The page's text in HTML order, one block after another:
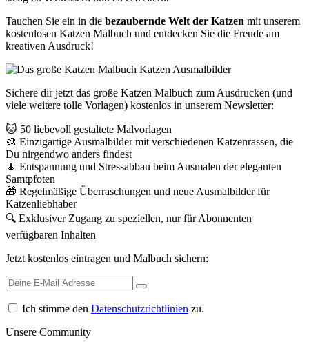
Tauchen Sie ein in die bezaubernde Welt der Katzen mit unserem
kostenlosen Katzen Malbuch und entdecken Sie die Freude am
kreativen Ausdruck!
Sichere dir jetzt das große Katzen Malbuch zum Ausdrucken (und
viele weitere tolle Vorlagen) kostenlos in unserem Newsletter:
🐱 50 liebevoll gestaltete Malvorlagen
🎨 Einzigartige Ausmalbilder mit verschiedenen Katzenrassen, die
Du nirgendwo anders findest
🧘 Entspannung und Stressabbau beim Ausmalen der eleganten
Samtpfoten
🎁 Regelmäßige Überraschungen und neue Ausmalbilder für
Katzenliebhaber
🔍 Exklusiver Zugang zu speziellen, nur für Abonnenten
verfügbaren Inhalten
Jetzt kostenlos eintragen und Malbuch sichern:
Ich stimme den Datenschutzrichtlinien zu.
Unsere Community